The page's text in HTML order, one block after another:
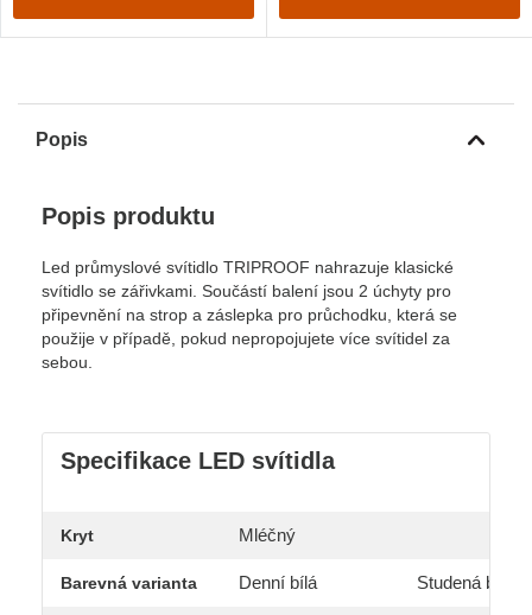
Popis
Popis produktu
Led průmyslové svítidlo TRIPROOF nahrazuje klasické
svítidlo se zářivkami. Součástí balení jsou 2 úchyty pro
připevnění na strop a záslepka pro průchodku, která se
použije v případě, pokud nepropojujete více svítidel za
sebou.
Specifikace LED svítidla
Kryt Mléčný
Barevná varianta Denní bílá Studená bílá